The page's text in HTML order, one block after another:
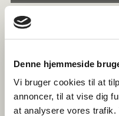
Denne hjemmeside
Vi bruger cookies til at
annoncer, til at vise dig
at analysere vores trafik.